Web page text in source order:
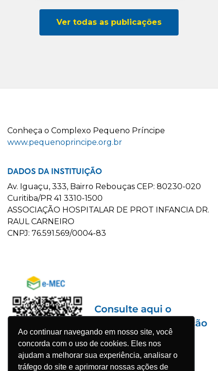
Ao continuar navegando em nosso site, você
concorda com o uso de cookies. Eles nos
ajudam a melhorar sua experiência, analisar o
tráfego do site e aprimorar nossas ações de
Ver todas as publicações
Conheça o Complexo Pequeno Príncipe
www.pequenoprincipe.org.br
DADOS DA INSTITUIÇÃO
Av. Iguaçu, 333, Bairro Rebouças CEP: 80230-020
Curitiba/PR 41 3310-1500
ASSOCIAÇÃO HOSPITALAR DE PROT INFANCIA DR.
RAUL CARNEIRO
CNPJ: 76.591.569/0004-83